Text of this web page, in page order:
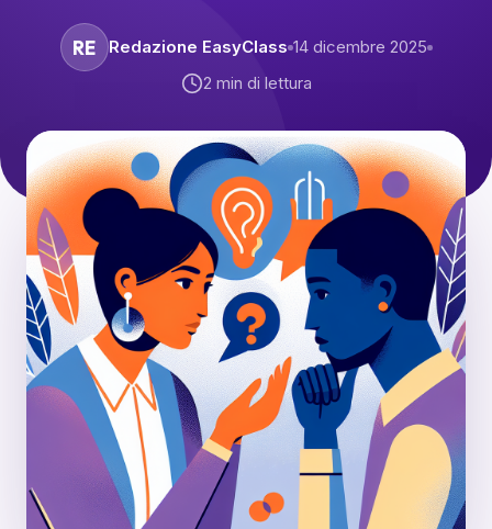
RE Redazione EasyClass 14 dicembre 2025
2 min di lettura